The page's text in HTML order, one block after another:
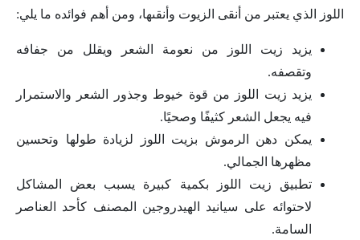
اللوز الذي يعتبر من أنقى الزيوت وأنقىها، ومن أهم فوائده ما يلي:
يزيد زيت اللوز من نعومة الشعر ويقلل من جفافه
وتقصفه.
يزيد زيت اللوز من قوة خيوط وجذور الشعر والاستمرار
فيه يجعل الشعر كثيفًا وصحيًا.
يمكن دهن الرموش بزيت اللوز لزيادة طولها وتحسين
مظهرها الجمالي.
تطبيق زيت اللوز بكمية كبيرة يسبب بعض المشاكل
لاحتوائه على سيانيد الهيدروجين المصنف كأحد العناصر
السامة.